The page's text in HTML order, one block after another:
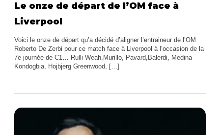
Le onze de départ de l’OM face à
Liverpool
Voici le onze de départ qu’a décidé d’aligner l’entraineur de l’OM
Roberto De Zerbi pour ce match face à Liverpool à l’occasion de la
7e journée de C1… Rulli Weah,Murillo, Pavard,Balerdi, Medina
Kondogbia, Hojbjerg Greenwood, […]